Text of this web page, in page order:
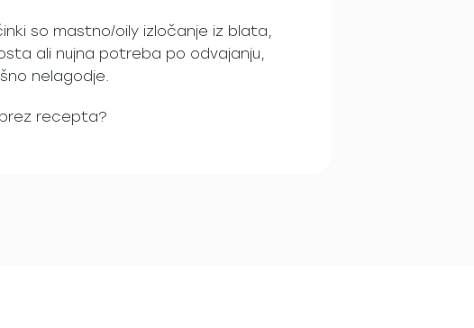
so mastno/oily izločanje iz blata,
ali nujna potreba po odvajanju,
nelagodje.
recepta?